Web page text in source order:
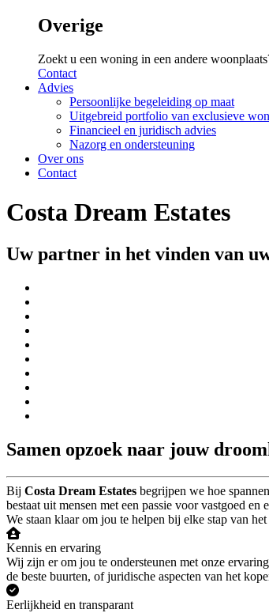
Overige
Zoekt u een woning in een andere
Contact
Advies
Persoonlijke begeleiding op maat
Uitgebreid portfolio van exclusieve
Financieel en juridisch advies
Nazorg en ondersteuning
Over ons
Contact
Costa Dream Estates
Uw partner in het vinden van
Samen opzoek naar jouw
Bij Costa Dream Estates begrijpen we hoe
bestaat uit mensen met een passie voor vastgoed
We staan klaar om jou te helpen bij elke stap van
Kennis en ervaring
Wij zijn er om jou te ondersteunen met onze
de beste buurten, of juridische aspecten van het
Eerlijkheid en transparant